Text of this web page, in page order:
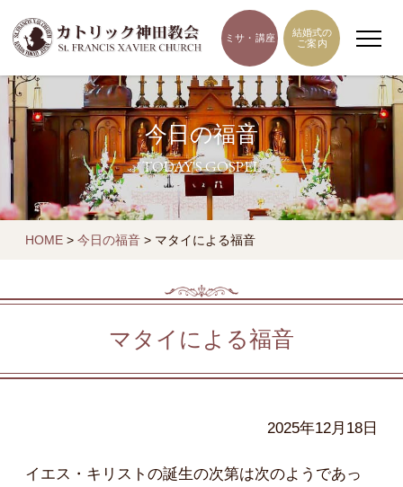
ミサ・講座
結婚式の
ご案内
今日の福音
TODAY'S GOSPEL
HOME > 今日の福音 > マタイによる福音
マタイによる福音
2025年12月18日
イエス・キリストの誕生の次第は次のようであっ